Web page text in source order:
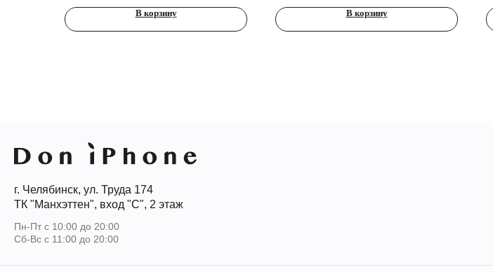
В корзину В корзину
г. Челябинск, ул. Труда 174
ТК "Манхэттен", вход "С", 2 этаж
Пн-Пт с 10:00 до 20:00
Сб-Вс с 11:00 до 20:00